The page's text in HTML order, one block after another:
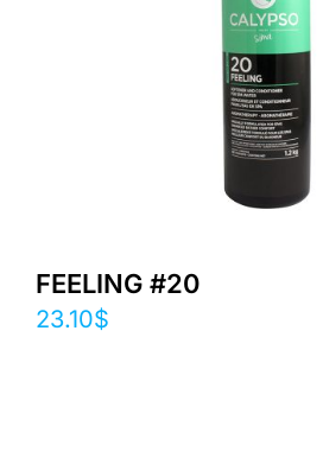
FEELING #20
23.10$